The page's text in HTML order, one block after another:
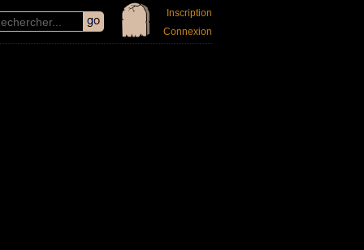
Inscription
Connexion